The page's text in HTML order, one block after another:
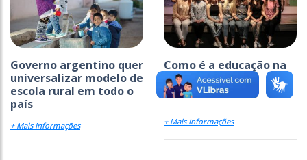
Governo argentino quer
universalizar modelo de
escola rural em todo o
país
+ Mais Informações
Como é a educação na
Finlândia?
+ Mais Informações